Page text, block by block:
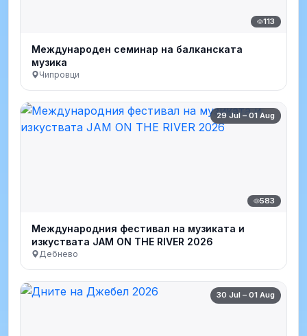
113
Международен семинар на балканската
музика
Чипровци
29 Jul – 01 Aug
583
Международния фестивал на музиката и
изкуствата JAM ON THE RIVER 2026
Дебнево
30 Jul – 01 Aug